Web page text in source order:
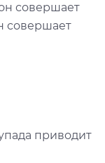
совершает
совершает
приводит